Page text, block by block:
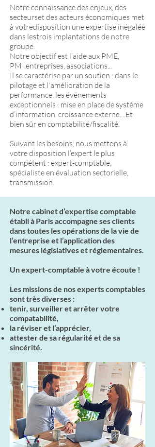
Notre connaissance des enjeux, des
secteurset des acteurs économiques met
à votredisposition une expertise inégalée
dans lestrois implantations de notre
groupe.
Notre objectif est l’aide aux PME,
PMI,entreprises, associations...
Il se caractérise par un soutien : dans le
pilotage et l'amélioration de la
performance, les événements
exceptionnels : mise en place de système
d’information, croissance externe....Et
bien sûr en comptabilité/fiscalité.
Suivant les besoins, nous mettons à
votre disposition l’expert le plus
compétent : expert-comptable,
spécialiste en évaluation sectorielle,
transmission.
Notre cabinet d’expertise comptable
établi à Paris accompagne ses clients
dans toutes les opérations de la vie de
l’entreprise et l’application des
mesures législatives et réglementaires.
Un expert-comptable à votre écoute !
Les missions de nos experts comptables
sont très diverses :
tenir, surveiller et arrêter votre
compatabilité,
la réviser et l’apprécier,
attester de sa régularité et de sa
sincérité.